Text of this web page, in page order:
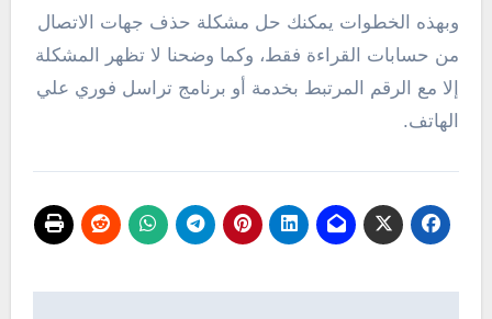
وبهذه الخطوات يمكنك حل مشكلة حذف جهات الاتصال
من حسابات القراءة فقط، وكما وضحنا لا تظهر المشكلة
إلا مع الرقم المرتبط بخدمة أو برنامج تراسل فوري علي
الهاتف.